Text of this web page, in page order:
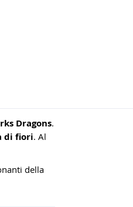
Dragons.
di fiori. Al
della